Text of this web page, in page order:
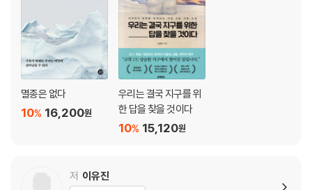
멸종은 없다
16,200원
10%
우리는 결국 지구를 위
한 답을 찾을 것이다
15,120원
10%
저 이유진